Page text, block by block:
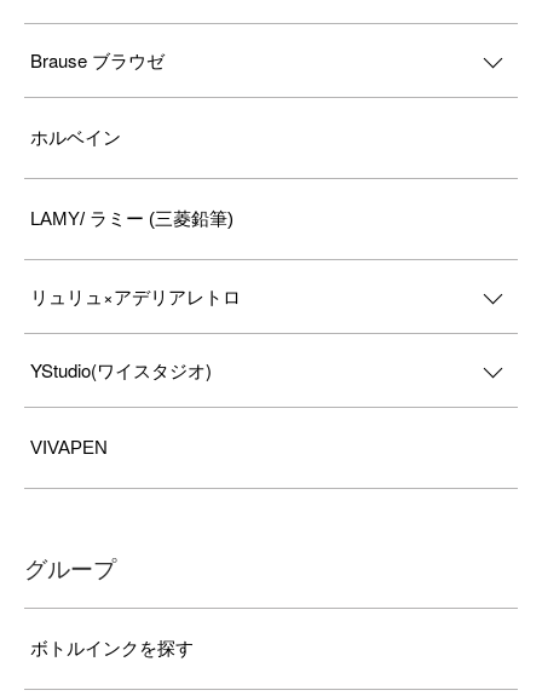
Brause ブラウゼ
ホルベイン
LAMY/ ラミー (三菱鉛筆)
リュリュ×アデリアレトロ
YStudio(ワイスタジオ)
VIVAPEN
グループ
ボトルインクを探す